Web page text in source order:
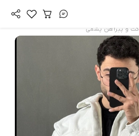
کت و پیراهن پشمی